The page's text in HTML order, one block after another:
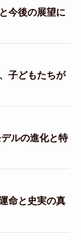
今後の展望に
子どもたちが
ルの進化と特
命と史実の真